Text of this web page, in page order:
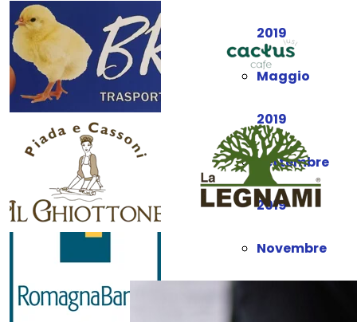
2019
Maggio
2019
Settembre
2019
Novembre